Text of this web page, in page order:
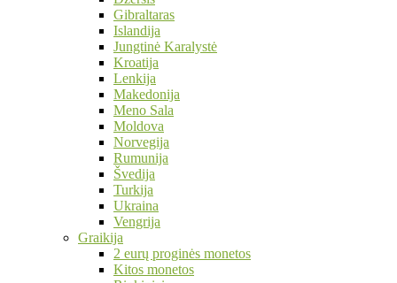
Gibraltaras
Islandija
Jungtinė Karalystė
Kroatija
Lenkija
Makedonija
Meno Sala
Moldova
Norvegija
Rumunija
Švedija
Turkija
Ukraina
Vengrija
Graikija
2 eurų proginės monetos
Kitos monetos